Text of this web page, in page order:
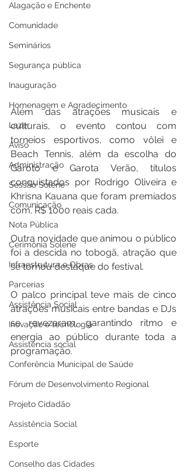
Alagação e Enchente
Comunidade
Seminários
Segurança pública
Inauguração
Homenagem e Agradecimento
Lazer
Aviso
Administração
Sessão Solene
Comunicação
Nota Pública
Cerimônia Solene
Infraestrutura e Obras
Parcerias
Assistência Social
Inovação e tecnologia
Assistência social
Conferência Municipal de Saúde
Fórum de Desenvolvimento Regional
Projeto Cidadão
Assistência Social
Esporte
Conselho das Cidades
Além das atrações musicais e
culturais, o evento contou com
torneios esportivos, como vôlei e
Beach Tennis, além da escolha do
Garoto e Garota Verão, títulos
conquistados por Rodrigo Oliveira e
Khrisna Kauana que foram premiados
com. R$ 1000 reais cada.
Outra novidade que animou o público
foi a descida no tobogã, atração que
se tornou destaque do festival.
O palco principal teve mais de cinco
atrações musicais entre bandas e DJs
se revezaram, garantindo ritmo e
energia ao público durante toda a
programação.